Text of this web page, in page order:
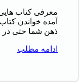
معرفی کتاب
آمده خواندن
ذهن شما حتی در
ادامه مطلب